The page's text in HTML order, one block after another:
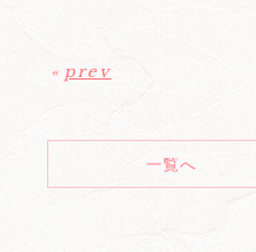
« prev
一覧へ